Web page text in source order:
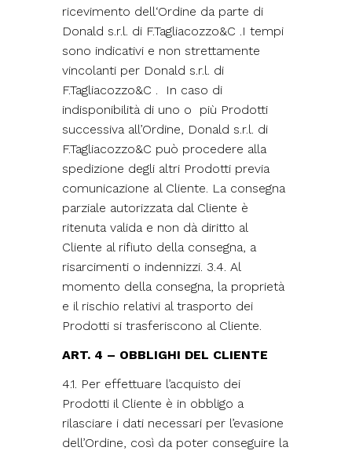
ricevimento dell‘Ordine da parte di
Donald s.r.l. di F.Tagliacozzo&C .I tempi
sono indicativi e non strettamente
vincolanti per Donald s.r.l. di
F.Tagliacozzo&C . In caso di
indisponibilità di uno o più Prodotti
successiva all’Ordine, Donald s.r.l. di
F.Tagliacozzo&C può procedere alla
spedizione degli altri Prodotti previa
comunicazione al Cliente. La consegna
parziale autorizzata dal Cliente è
ritenuta valida e non dà diritto al
Cliente al rifiuto della consegna, a
risarcimenti o indennizzi. 3.4. Al
momento della consegna, la proprietà
e il rischio relativi al trasporto dei
Prodotti si trasferiscono al Cliente.
ART. 4 – OBBLIGHI DEL CLIENTE
4.1. Per effettuare l’acquisto dei
Prodotti il Cliente è in obbligo a
rilasciare i dati necessari per l’evasione
dell’Ordine, così da poter conseguire la